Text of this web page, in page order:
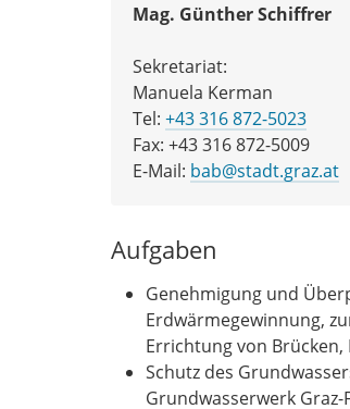
Mag. Günther Schiffrer
Sekretariat:
Manuela Kerman
Tel: +43 316 872-5023
Fax: +43 316 872-5009
E-Mail: bab@stadt.graz.at
Aufgaben
Genehmigung und
Erdwärmegewinnung,
Errichtung von
Schutz des
Grundwasserwerk Graz-